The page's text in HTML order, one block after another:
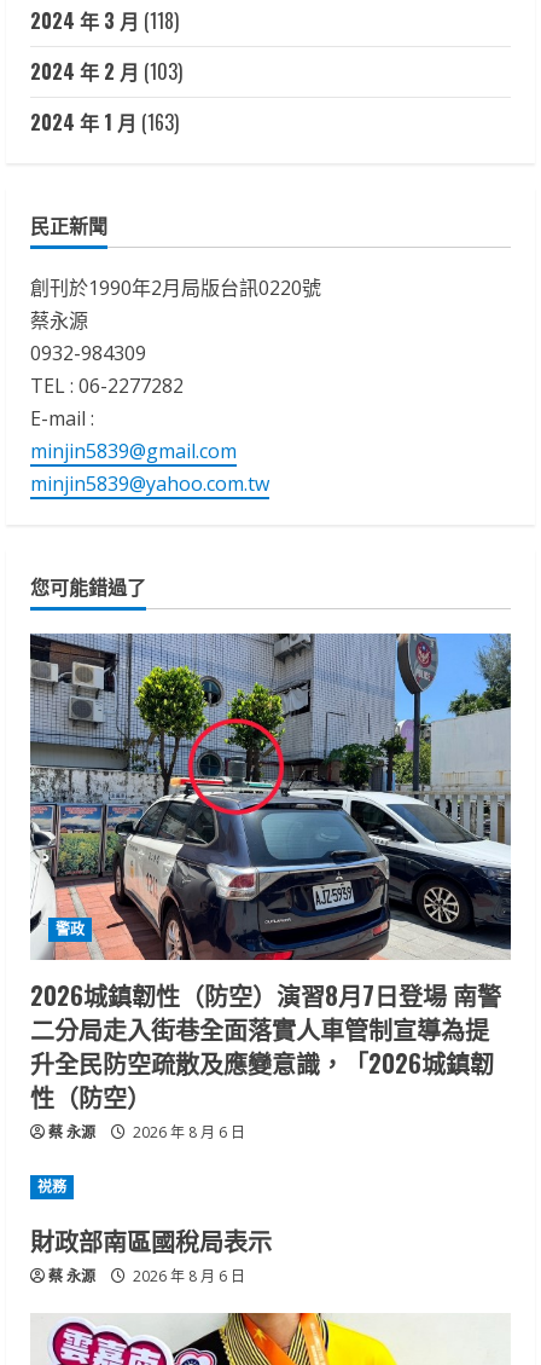
2024 年 3 月 (118)
2024 年 2 月 (103)
2024 年 1 月 (163)
民正新聞
創刊於1990年2月局版台訊0220號
蔡永源
0932-984309
TEL : 06-2277282
E-mail :
minjin5839@gmail.com
minjin5839@yahoo.com.tw
您可能錯過了
警政
2026城鎮韌性（防空）演習8月7日登場 南警
二分局走入街巷全面落實人車管制宣導為提
升全民防空疏散及應變意識，「2026城鎮韌
性（防空）
蔡 永源 2026 年 8 月 6 日
祱務
財政部南區國稅局表示
蔡 永源 2026 年 8 月 6 日